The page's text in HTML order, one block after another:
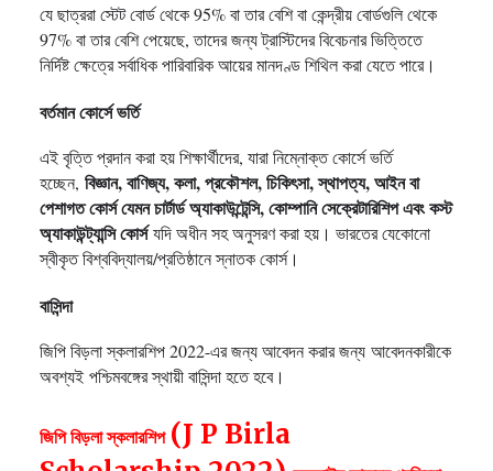
যে ছাত্ররা স্টেট বোর্ড থেকে 95% বা তার বেশি বা কেন্দ্রীয় বোর্ডগুলি থেকে
97% বা তার বেশি পেয়েছে, তাদের জন্য ট্রাস্টিদের বিবেচনার ভিত্তিতে
নির্দিষ্ট ক্ষেত্রে সর্বাধিক পারিবারিক আয়ের মানদণ্ড শিথিল করা যেতে পারে।
বর্তমান কোর্সে ভর্তি
এই বৃত্তি প্রদান করা হয় শিক্ষার্থীদের, যারা নিম্নোক্ত কোর্সে ভর্তি
হচ্ছেন, বিজ্ঞান, বাণিজ্য, কলা, প্রকৌশল, চিকিৎসা, স্থাপত্য, আইন বা
পেশাগত কোর্স যেমন চার্টার্ড অ্যাকাউন্টেন্সি, কোম্পানি সেক্রেটারিশিপ এবং কস্ট
অ্যাকাউন্ট্যান্সি কোর্স যদি অধীন সহ অনুসরণ করা হয়। ভারতের যেকোনো
স্বীকৃত বিশ্ববিদ্যালয়/প্রতিষ্ঠানে স্নাতক কোর্স।
বাসিন্দা
জিপি বিড়লা স্কলারশিপ 2022-এর জন্য আবেদন করার জন্য আবেদনকারীকে
অবশ্যই পশ্চিমবঙ্গের স্থায়ী বাসিন্দা হতে হবে।
জিপি বিড়লা স্কলারশিপ (J P Birla